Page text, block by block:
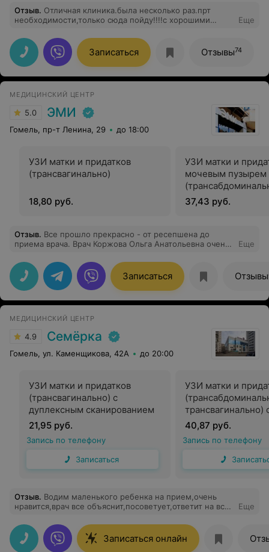
Отзыв. Отличная клиника.была несколько раз.прт
необходимости,только сюда пойду!!!!с хорошими
специалистами,которые все объясняют,доступно,если
не понятно.очент хорошее отношение .рекомендую
это место.
Еще
Записаться Отзывы74
МЕДИЦИНСКИЙ ЦЕНТР
5.0 ЭМИ
Гомель, пр-т Ленина, 29 до 18:00
УЗИ матки и придатков
(трансвагинально)
18,80 руб.
УЗИ матки и
мочевым пузырем
трансвагинально)
37,43 руб.
Отзыв. Все прошло прекрасно - от ресепшена до
приема врача. Врач Коржова Ольга Анатольевна очень
сразу и анализы тут же. Сервис на высоте!
Рекомендую!
Еще
Записаться Отзывы
МЕДИЦИНСКИЙ ЦЕНТР
4.9 Семёрка
Гомель, ул. Каменщикова, 42А до 20:00
УЗИ матки и придатков
(трансвагинально) с
дуплексным сканированием
21,95 руб.
Запись по телефону
Записаться
УЗИ матки и
трансвагинально)
дуплексным
40,87 руб.
Запись по телефону
Отзыв. Водим маленького ребенка на прием,очень
нравится,врач все объяснит,посоветует,ответит на все
Еще
Записаться онлайн